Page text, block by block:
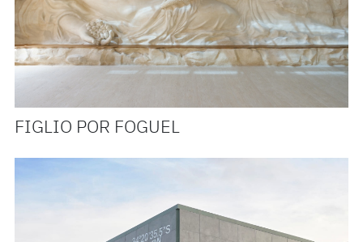
FIGLIO POR FOGUEL